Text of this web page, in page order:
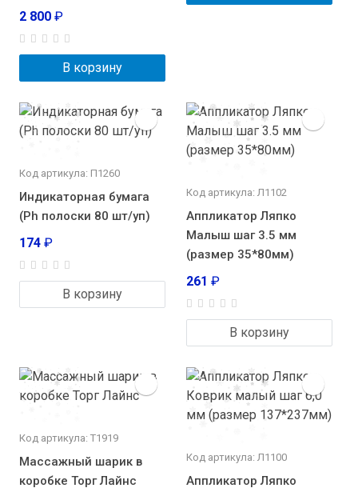
2 800 ₽
В корзину
Код артикула: П1260
Индикаторная бумага
(Ph полоски 80 шт/уп)
174 ₽
В корзину
Код артикула: Л1102
Аппликатор Ляпко
Малыш шаг 3.5 мм
(размер 35*80мм)
261 ₽
В корзину
Код артикула: Т1919
Массажный шарик в
коробке Торг Лайнс
Код артикула: Л1100
Аппликатор Ляпко